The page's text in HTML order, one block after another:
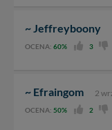
~ Jeffreyboony
OCENA: 60% 3
~ Efraingom 2
OCENA: 50% 2